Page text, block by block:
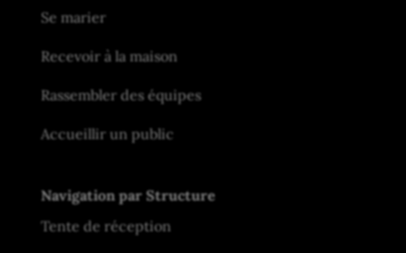
Se marier
Recevoir à la maison
Rassembler des équipes
Accueillir un public
Navigation par Structure
Tente de réception